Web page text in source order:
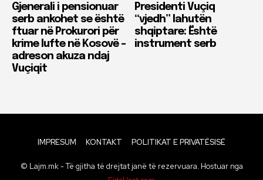
Gjenerali i pensionuar
serb ankohet se është
ftuar në Prokurori për
krime lufte në Kosovë –
adreson akuza ndaj
Vuçiqit
Presidenti Vuçiq
“vjedh” lahutën
shqiptare: Është
instrument serb
IMPRESUM KONTAKT POLITIKAT E PRIVATËSISË
© Lajm.mk - Të gjitha të drejtat janë të rezervuara. Hostuar nga